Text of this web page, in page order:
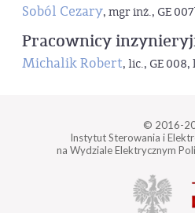
Soból Cezary, mgr inż., GE
Pracownicy
Michalik Robert, lic., GE 008,
© 2016-
Instytut Sterowania i
na Wydziale Elektrycznym